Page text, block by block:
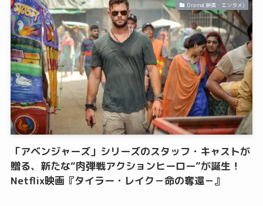
Drama(映画・エンタメ)
「アベンジャーズ」シリーズのスタッフ・キャストが
贈る、新たな“肉弾戦アクションヒーロー”が誕生！
Netflix映画『タイラー・レイク－命の奪還－』